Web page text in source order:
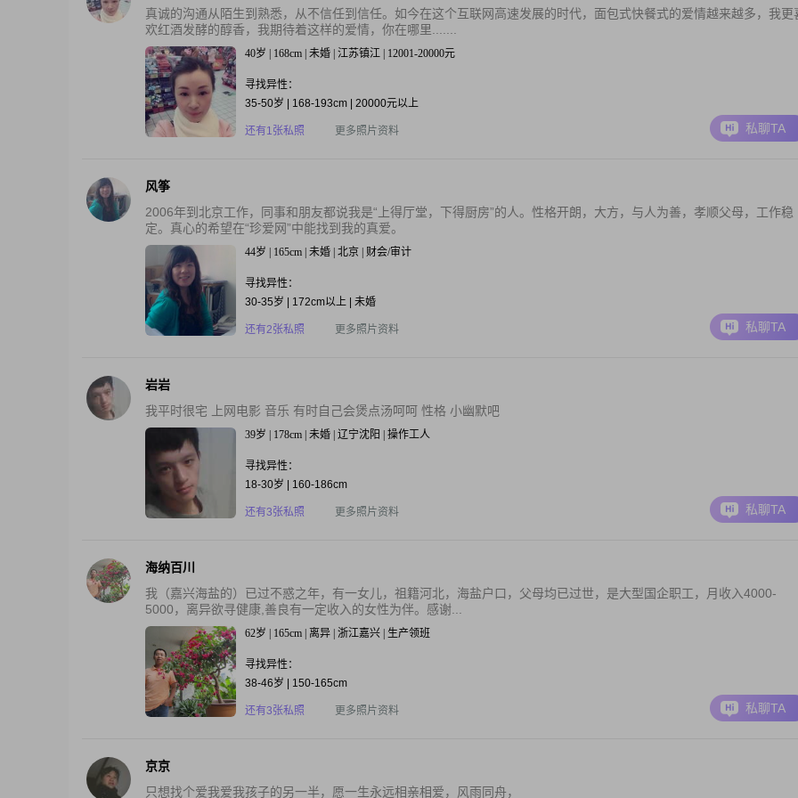
真诚的沟通从陌生到熟悉，从不信任到信任。如今在这个互联网高速发展的时代，面包式快餐式的爱情越来越多，我更
欢红酒发酵的醇香，我期待着这样的爱情，你在哪里.......
40岁 | 168cm | 未婚 | 江苏镇江 | 12001-20000元
寻找异性：
35-50岁 | 168-193cm | 20000元以上
还有1张私照 更多照片资料 私聊TA
风筝
2006年到北京工作，同事和朋友都说我是“上得厅堂，下得厨房”的人。性格开朗，大方，与人为善，孝顺父母，工作稳
定。真心的希望在“珍爱网”中能找到我的真爱。
44岁 | 165cm | 未婚 | 北京 | 财会/审计
寻找异性：
30-35岁 | 172cm以上 | 未婚
还有2张私照 更多照片资料 私聊TA
岩岩
我平时很宅 上网电影 音乐 有时自己会煲点汤呵呵 性格 小幽默吧
39岁 | 178cm | 未婚 | 辽宁沈阳 | 操作工人
寻找异性：
18-30岁 | 160-186cm
还有3张私照 更多照片资料 私聊TA
海纳百川
我（嘉兴海盐的）已过不惑之年，有一女儿，祖籍河北，海盐户口，父母均已过世，是大型国企职工，月收入4000-
5000，离异欲寻健康,善良有一定收入的女性为伴。感谢...
62岁 | 165cm | 离异 | 浙江嘉兴 | 生产领班
寻找异性：
38-46岁 | 150-165cm
还有3张私照 更多照片资料 私聊TA
京京
只想找个爱我爱我孩子的另一半，愿一生永远相亲相爱，风雨同舟，